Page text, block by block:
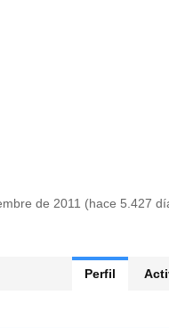
de 2011 (hace 5.427
Perfil